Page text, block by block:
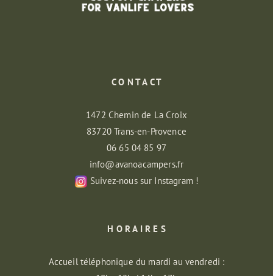
C O N T A C T
1472 Chemin de La Croix
83720 Trans-en-Provence
06 65 04 85 97
info@avanoacampers.fr
Suivez-nous sur Instagram !
H O R A I R E S
Accueil téléphonique du mardi au vendredi :